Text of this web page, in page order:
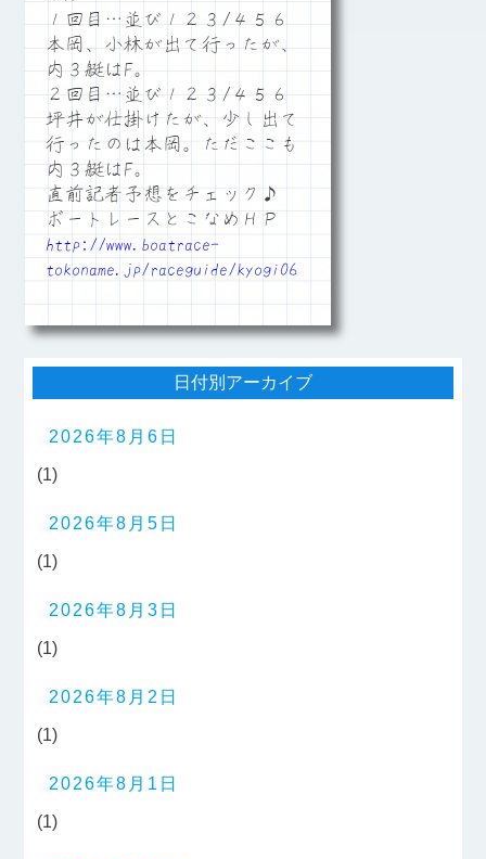
１回目…並び１２３/４５６
本岡、小林が出て行ったが、
内３艇はF。
２回目…並び１２３/４５６
坪井が仕掛けたが、少し出て
行ったのは本岡。ただここも
内３艇はF。
直前記者予想をチェック♪
ボートレースとこなめＨＰ
http://www.boatrace-
tokoname.jp/raceguide/kyogi06
日付別アーカイブ
2026年8月6日
(1)
2026年8月5日
(1)
2026年8月3日
(1)
2026年8月2日
(1)
2026年8月1日
(1)